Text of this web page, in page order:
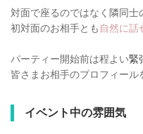
対面で座るのではなく隣同士
初対面のお相手とも 自然に話
パーティー開始前は程よい緊
皆さまお相手のプロフィール
イベント中の雰囲気